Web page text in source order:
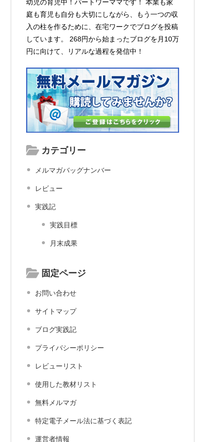
幼児の育児中！パートワーママです！ 本業も家
庭も育児も自分も大切にしながら、もう一つの収
入の柱を作るために、在宅ワークでブログを投稿
しています。 268円から始まったブログを月10万
円に向けて、リアルな過程を発信中！
カテゴリー
メルマガバッグナンバー
レビュー
実践記
実践目標
月末成果
固定ページ
お問い合わせ
サイトマップ
ブログ実践記
プライバシーポリシー
レビューリスト
使用した教材リスト
無料メルマガ
特定電子メール法に基づく表記
運営者情報